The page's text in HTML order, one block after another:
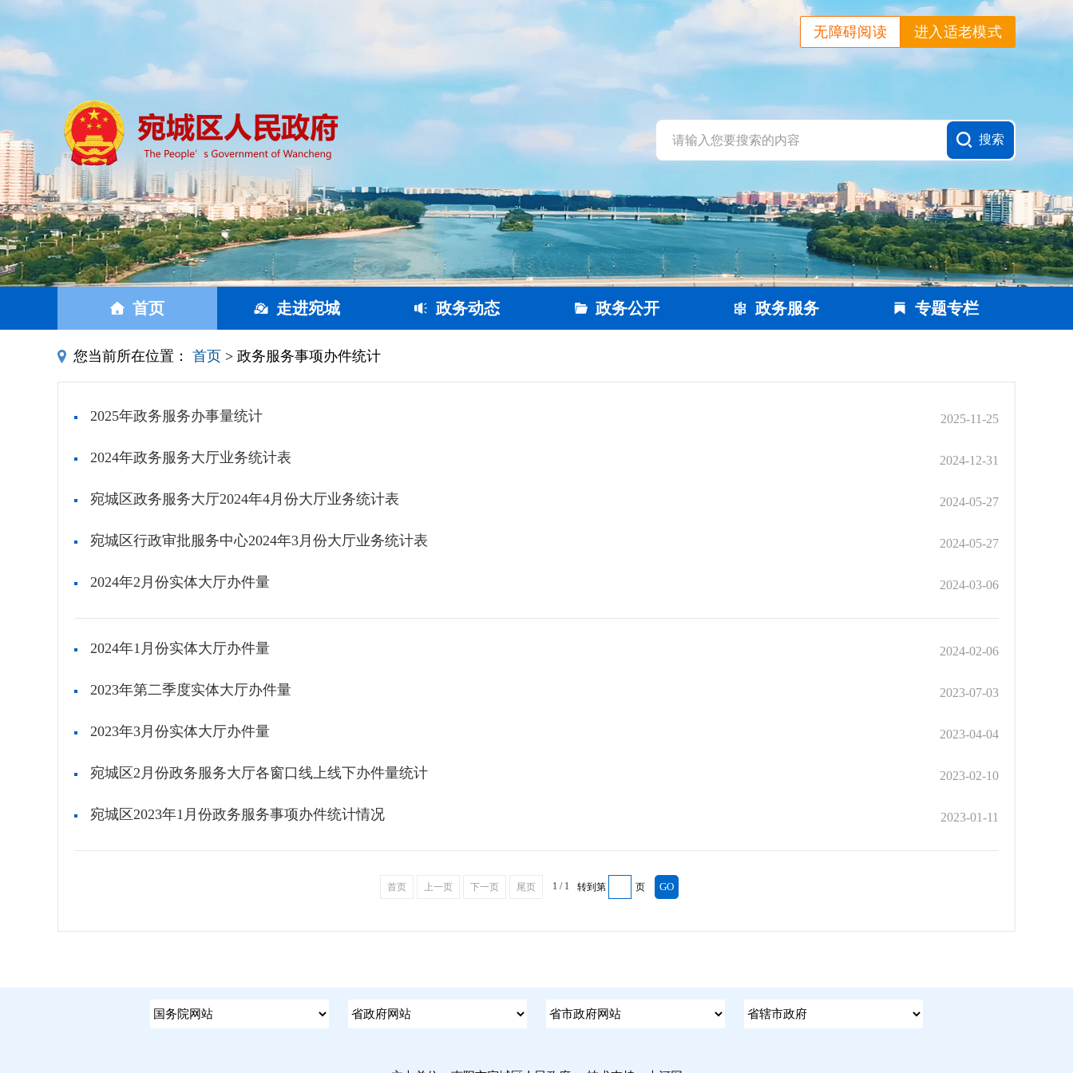
进入适老模式
无障碍阅读
首页 走进宛城 政务动态 政务公开 政务服务 专题专栏
您当前所在位置： 首页 > 政务服务事项办件统计
2025-11-25
2025年政务服务办事量统计
2024-12-31
2024年政务服务大厅业务统计表
2024-05-27
宛城区政务服务大厅2024年4月份大厅业务统计表
2024-05-27
宛城区行政审批服务中心2024年3月份大厅业务统计表
2024-03-06
2024年2月份实体大厅办件量
2024-02-06
2024年1月份实体大厅办件量
2023-07-03
2023年第二季度实体大厅办件量
2023-04-04
2023年3月份实体大厅办件量
2023-02-10
宛城区2月份政务服务大厅各窗口线上线下办件量统计
2023-01-11
宛城区2023年1月份政务服务事项办件统计情况
首页 上一页 下一页 尾页 1 / 1 转到第 页